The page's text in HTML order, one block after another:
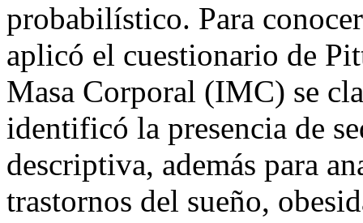
probabilístico. Para
aplicó el cuestionario de
Masa Corporal (IMC) se
identificó la presencia de
descriptiva, además para
trastornos del sueño,